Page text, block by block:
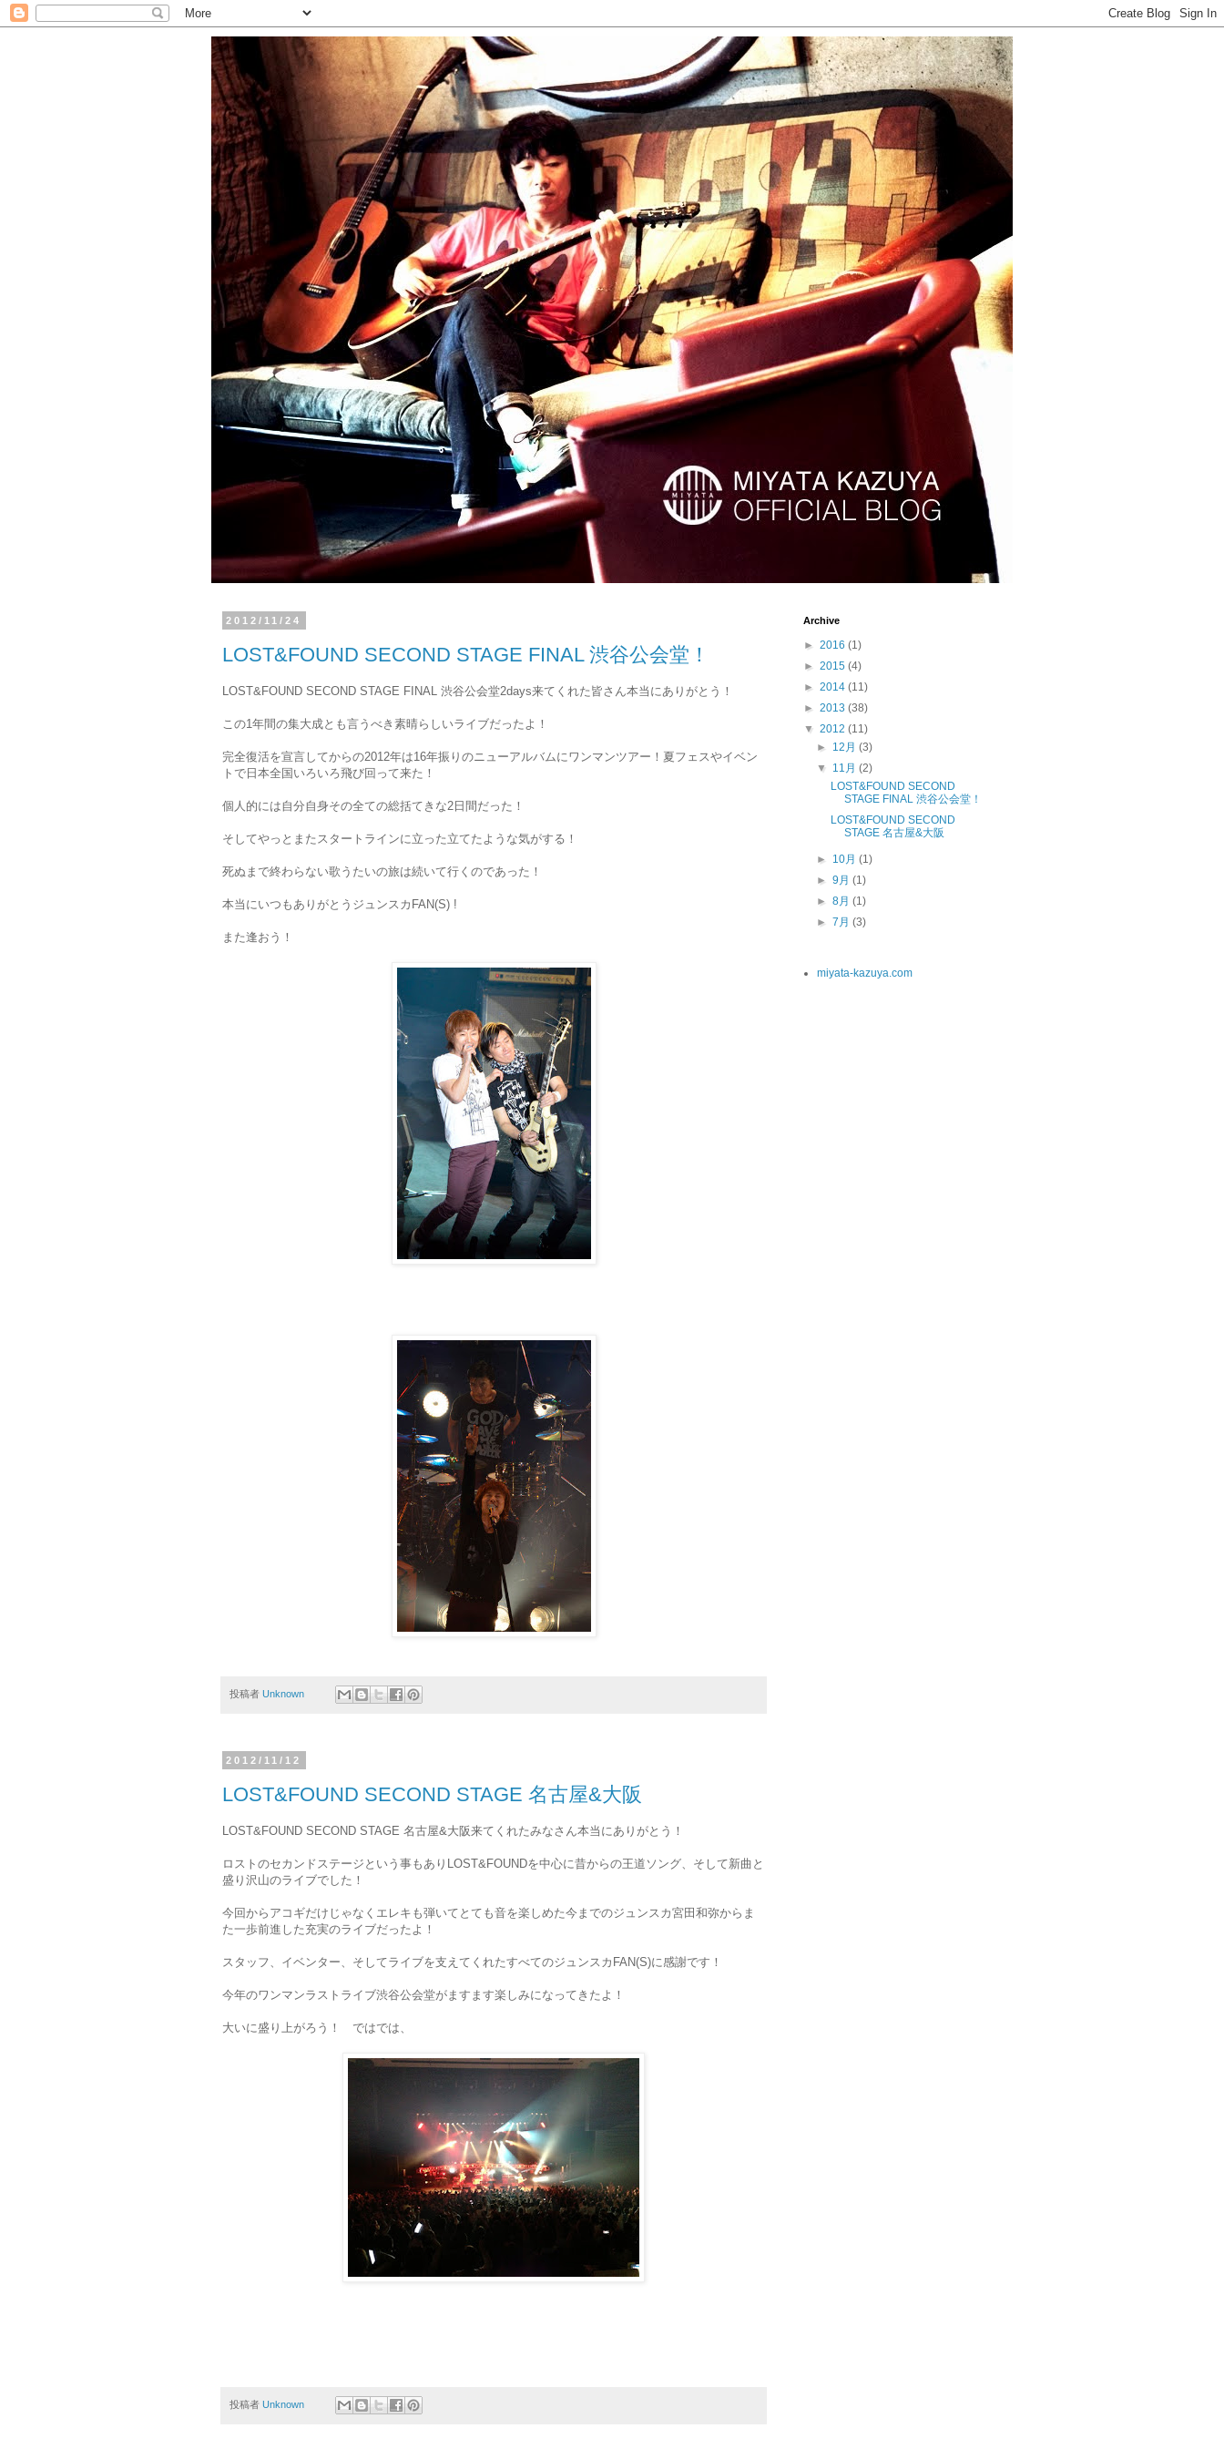
2012/11/24
LOST&FOUND SECOND STAGE FINAL 渋谷公会堂！
LOST&FOUND SECOND STAGE FINAL 渋谷公会堂2days来てくれた皆さん本当にありがとう！
この1年間の集大成とも言うべき素晴らしいライブだったよ！
完全復活を宣言してからの2012年は16年振りのニューアルバムにワンマンツアー！夏フェスやイベン
トで日本全国いろいろ飛び回って来た！
個人的には自分自身その全ての総括てきな2日間だった！
そしてやっとまたスタートラインに立った立てたような気がする！
死ぬまで終わらない歌うたいの旅は続いて行くのであった！
本当にいつもありがとうジュンスカFAN(S) !
また逢おう！
投稿者 Unknown
2012/11/12
LOST&FOUND SECOND STAGE 名古屋&大阪
LOST&FOUND SECOND STAGE 名古屋&大阪来てくれたみなさん本当にありがとう！
ロストのセカンドステージという事もありLOST&FOUNDを中心に昔からの王道ソング、そして新曲と
盛り沢山のライブでした！
今回からアコギだけじゃなくエレキも弾いてとても音を楽しめた今までのジュンスカ宮田和弥からま
た一歩前進した充実のライブだったよ！
スタッフ、イベンター、そしてライブを支えてくれたすべてのジュンスカFAN(S)に感謝です！
今年のワンマンラストライブ渋谷公会堂がますます楽しみになってきたよ！
大いに盛り上がろう！ ではでは、
投稿者 Unknown
Archive
► 2016 (1)
► 2015 (4)
► 2014 (11)
► 2013 (38)
▼ 2012 (11)
► 12月(3)
▼ 11月(2)
LOST&FOUND SECOND
STAGE FINAL 渋谷公会堂！
LOST&FOUND SECOND
STAGE 名古屋&大阪
► 10月(1)
►9月(1)
►8月(1)
►7月(3)
miyata-kazuya.com